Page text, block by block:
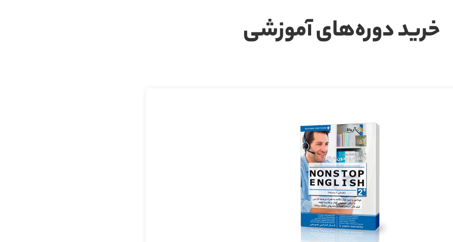
خرید دوره‌های آموزشی